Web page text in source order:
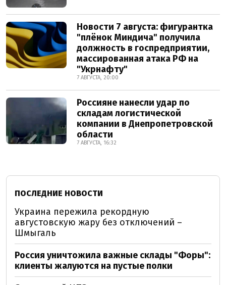
Новости 7 августа: фигурантка
"плёнок Миндича" получила
должность в госпредприятии,
массированная атака РФ на
"Укрнафту"
7 АВГУСТА, 20:00
Россияне нанесли удар по
складам логистической
компании в Днепропетровской
области
7 АВГУСТА, 16:32
ПОСЛЕДНИЕ НОВОСТИ
Украина пережила рекордную
августовскую жару без отключений –
Шмыгаль
Россия уничтожила важные склады "Форы":
клиенты жалуются на пустые полки